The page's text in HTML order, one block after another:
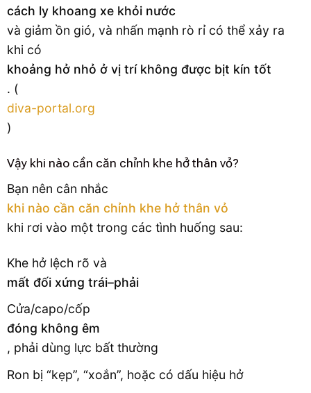
cách ly khoang xe khỏi nước
và giảm ồn gió, và nhấn mạnh rò rỉ có thể xảy ra
khi có
khoảng hở nhỏ ở vị trí không được bịt kín tốt
. (
diva-portal.org
)
Vậy khi nào cần căn chỉnh khe hở thân vỏ?
Bạn nên cân nhắc
khi nào cần căn chỉnh khe hở thân vỏ
khi rơi vào một trong các tình huống sau:
Khe hở lệch rõ và
mất đối xứng trái–phải
Cửa/capo/cốp
đóng không êm
, phải dùng lực bất thường
Ron bị “kẹp”, “xoắn”, hoặc có dấu hiệu hở